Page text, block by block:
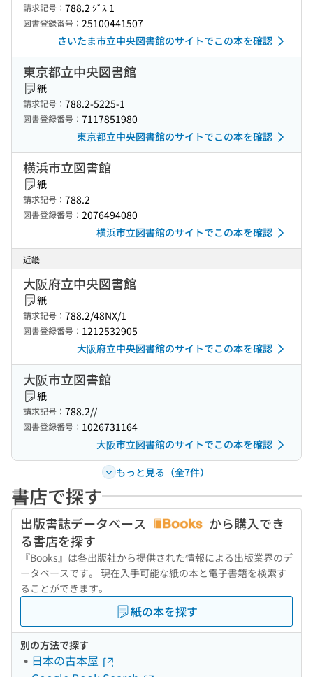
請求記号： 788.2 ｼﾞｽ 1
図書登録番号： 25100441507
さいたま市立中央図書館のサイトでこの本を確認
東京都立中央図書館
紙
請求記号： 788.2-5225-1
図書登録番号： 7117851980
東京都立中央図書館のサイトでこの本を確認
横浜市立図書館
紙
請求記号： 788.2
図書登録番号： 2076494080
横浜市立図書館のサイトでこの本を確認
近畿
大阪府立中央図書館
紙
請求記号： 788.2/48NX/1
図書登録番号： 1212532905
大阪府立中央図書館のサイトでこの本を確認
大阪市立図書館
紙
請求記号： 788.2//
図書登録番号： 1026731164
大阪市立図書館のサイトでこの本を確認
もっと見る（全7件）
書店で探す
出版書誌データベース
から購入でき
る書店を探す
『Books』は各出版社から提供された情報による出版業界のデ
ータベースです。 現在入手可能な紙の本と電子書籍を検索す
ることができます。
紙の本を探す
別の方法で探す
日本の古本屋